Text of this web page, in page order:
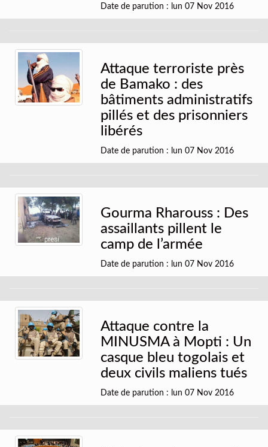
Date de parution : lun 07 Nov 2016
Attaque terroriste près
de Bamako : des
bâtiments administratifs
pillés et des prisonniers
libérés
Date de parution : lun 07 Nov 2016
Gourma Rharouss : Des
assaillants pillent le
camp de l’armée
Date de parution : lun 07 Nov 2016
Attaque contre la
MINUSMA à Mopti : Un
casque bleu togolais et
deux civils maliens tués
Date de parution : lun 07 Nov 2016